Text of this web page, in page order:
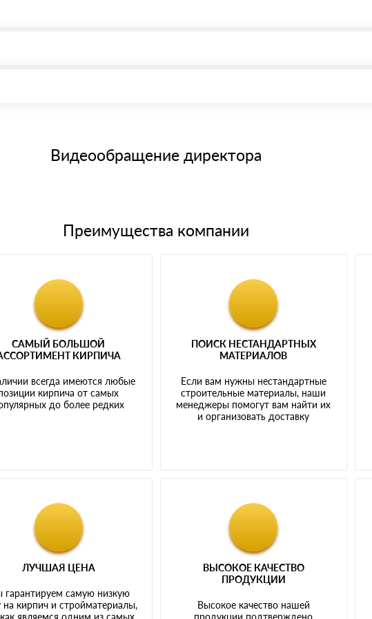
банковским картам
Видеообращение директора
Преимущества компании
САМЫЙ БОЛЬШОЙ
КИРПИЧА
всегда имеются любые
кирпича от самых
до более редких
ПОИСК НЕСТАНДАРТНЫХ
МАТЕРИАЛОВ
Если вам нужны нестандартные
строительные материалы, наши
менеджеры помогут вам найти их
и организовать доставку
ЛУЧШАЯ ЦЕНА
самую низкую
на кирпич и стройматериалы,
являемся одним из самых
ВЫСОКОЕ КАЧЕСТВО
ПРОДУКЦИИ
Высокое качество нашей
продукции подтверждено